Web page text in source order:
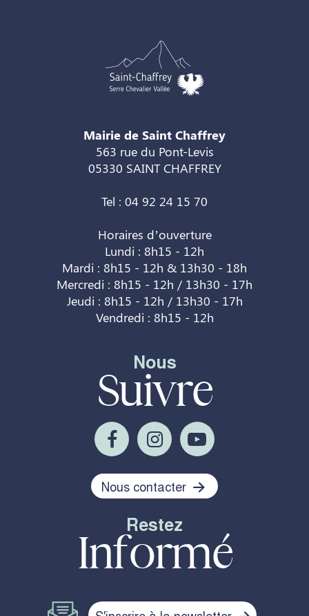
Mairie de Saint Chaffrey
563 rue du Pont-Levis
05330 SAINT CHAFFREY
Tel : 04 92 24 15 70
Horaires d’ouverture
Lundi : 8h15 - 12h
Mardi : 8h15 - 12h & 13h30 - 18h
Mercredi : 8h15 - 12h / 13h30 - 17h
Jeudi : 8h15 - 12h / 13h30 - 17h
Vendredi : 8h15 - 12h
Nous
Suivre
Nous contacter
Restez
Informé